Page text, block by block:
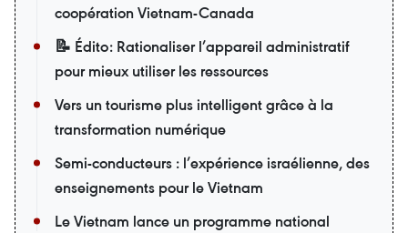
coopération Vietnam-Canada
📝 Édito: Rationaliser l’appareil administratif
pour mieux utiliser les ressources
Vers un tourisme plus intelligent grâce à la
transformation numérique
Semi-conducteurs : l’expérience israélienne, des
enseignements pour le Vietnam
Le Vietnam lance un programme national